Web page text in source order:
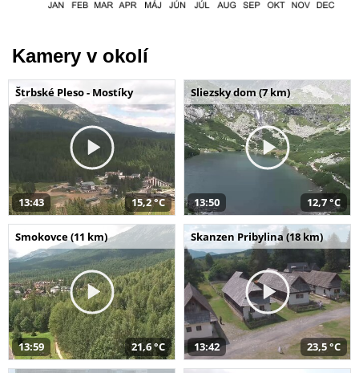
Kamery v okolí
Štrbské Pleso - Mostíky
13:43 15,2 °C
Sliezsky dom (7 km)
13:50 12,7 °C
Smokovce (11 km)
13:59 21,6 °C
Skanzen Pribylina (18 km)
13:42 23,5 °C